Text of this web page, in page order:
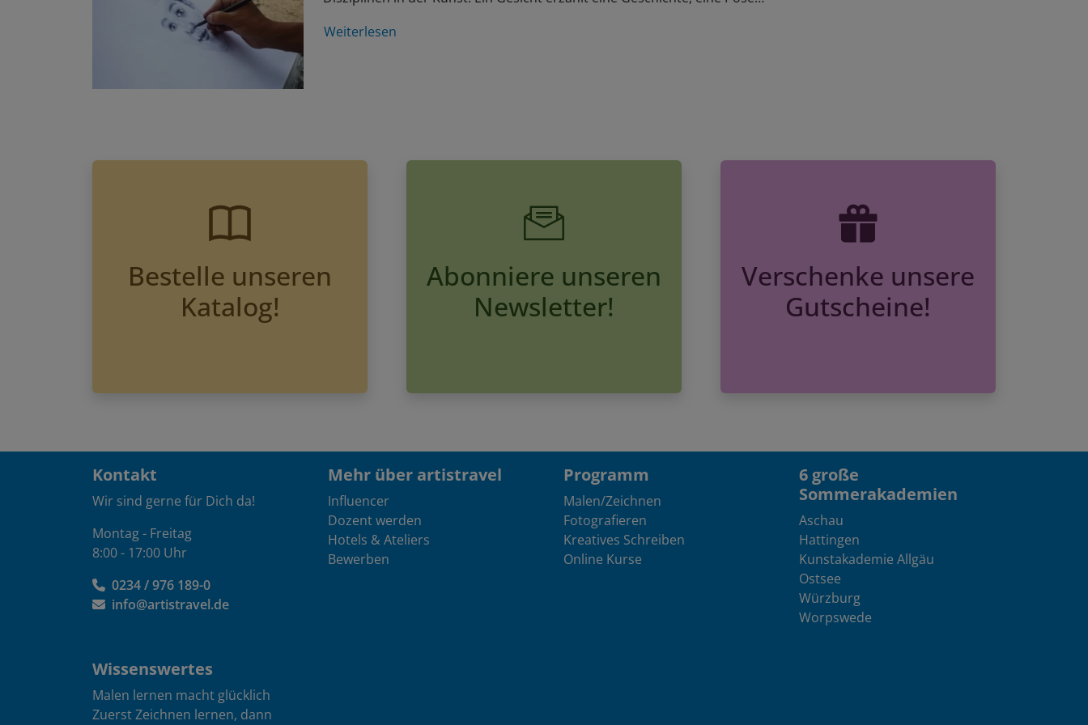
Weiterlesen
Bestelle unseren
Katalog!
Abonniere unseren
Newsletter!
Verschenke unsere
Gutscheine!
Kontakt
Wir sind gerne für Dich da!
Montag - Freitag
8:00 - 17:00 Uhr
0234 / 976 189-0
info@artistravel.de
Wissenswertes
Malen lernen macht glücklich
Zuerst Zeichnen lernen, dann
Mehr über artistravel
Influencer
Dozent werden
Hotels & Ateliers
Bewerben
Programm
Malen/Zeichnen
Fotografieren
Kreatives Schreiben
Online Kurse
6 große
Sommerakademien
Aschau
Hattingen
Kunstakademie Allgäu
Ostsee
Würzburg
Worpswede